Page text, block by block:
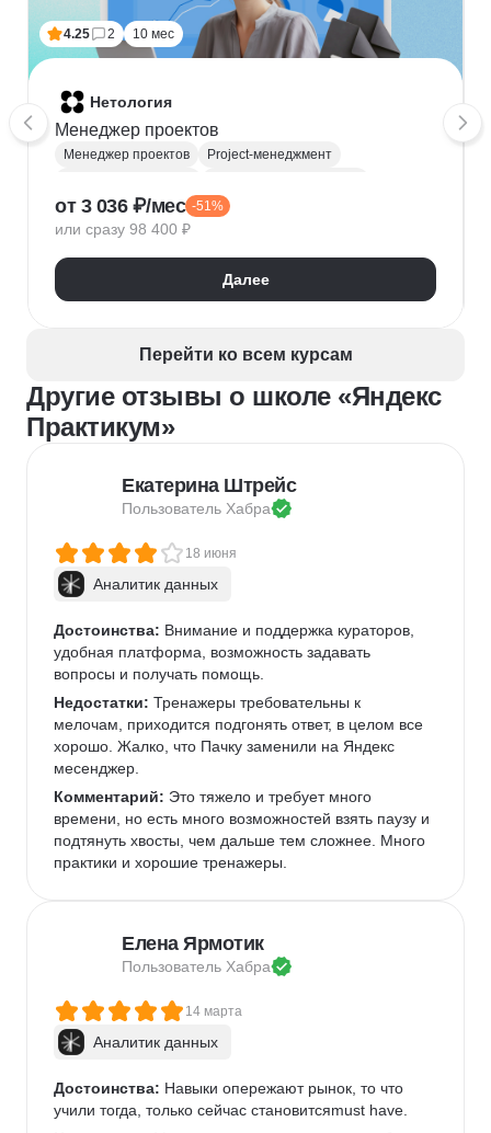
4.25 2 10 мес
Нетология
Менеджер проектов
Менеджер проектов
Project-менеджмент
Нейронные сети
Управление рисками
Kanban
Scrum
Управление проектами
Тайм-менеджмент
Управление удаленной командой
от 3 036 ₽/мес -51%
или сразу 98 400 ₽
Далее
Перейти ко всем курсам
Другие отзывы о школе «Яндекс
Практикум»
Екатерина Штрейс
Пользователь Хабра
18 июня
Аналитик данных
Достоинства: Внимание и поддержка кураторов,
удобная платформа, возможность задавать
вопросы и получать помощь.
Недостатки: Тренажеры требовательны к
мелочам, приходится подгонять ответ, в целом все
хорошо. Жалко, что Пачку заменили на Яндекс
месенджер.
Комментарий: Это тяжело и требует много
времени, но есть много возможностей взять паузу и
подтянуть хвосты, чем дальше тем сложнее. Много
практики и хорошие тренажеры.
Елена Ярмотик
Пользователь Хабра
14 марта
Аналитик данных
Достоинства: Навыки опережают рынок, то что
учили тогда, только сейчас становитсяmust have.